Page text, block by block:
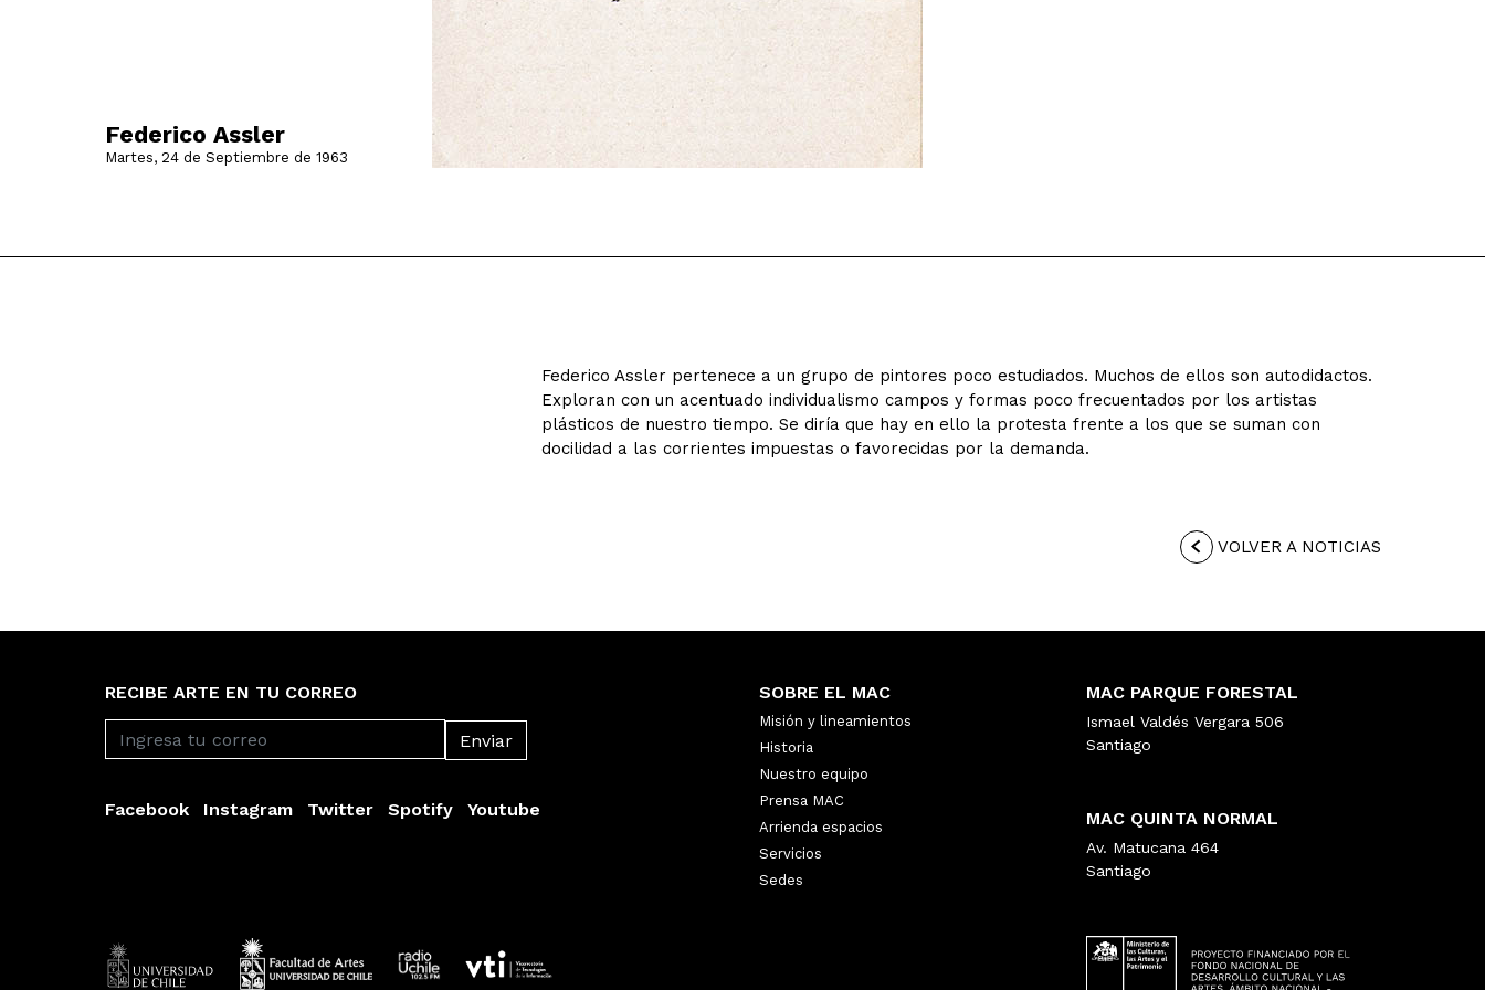
Federico Assler
Martes, 24 de Septiembre de 1963
Federico Assler pertenece a un grupo de pintores poco estudiados. Muchos de ellos son autodidactos.
Exploran con un acentuado individualismo campos y formas poco frecuentados por los artistas
plásticos de nuestro tiempo. Se diría que hay en ello la protesta frente a los que se suman con
docilidad a las corrientes impuestas o favorecidas por la demanda.
VOLVER A NOTICIAS
RECIBE ARTE EN TU CORREO
Facebook Instagram Twitter Spotify Youtube
SOBRE EL MAC
Misión y lineamientos
Historia
Nuestro equipo
Prensa MAC
Arrienda espacios
Servicios
Sedes
MAC PARQUE FORESTAL
Ismael Valdés Vergara 506
Santiago
MAC QUINTA NORMAL
Av. Matucana 464
Santiago